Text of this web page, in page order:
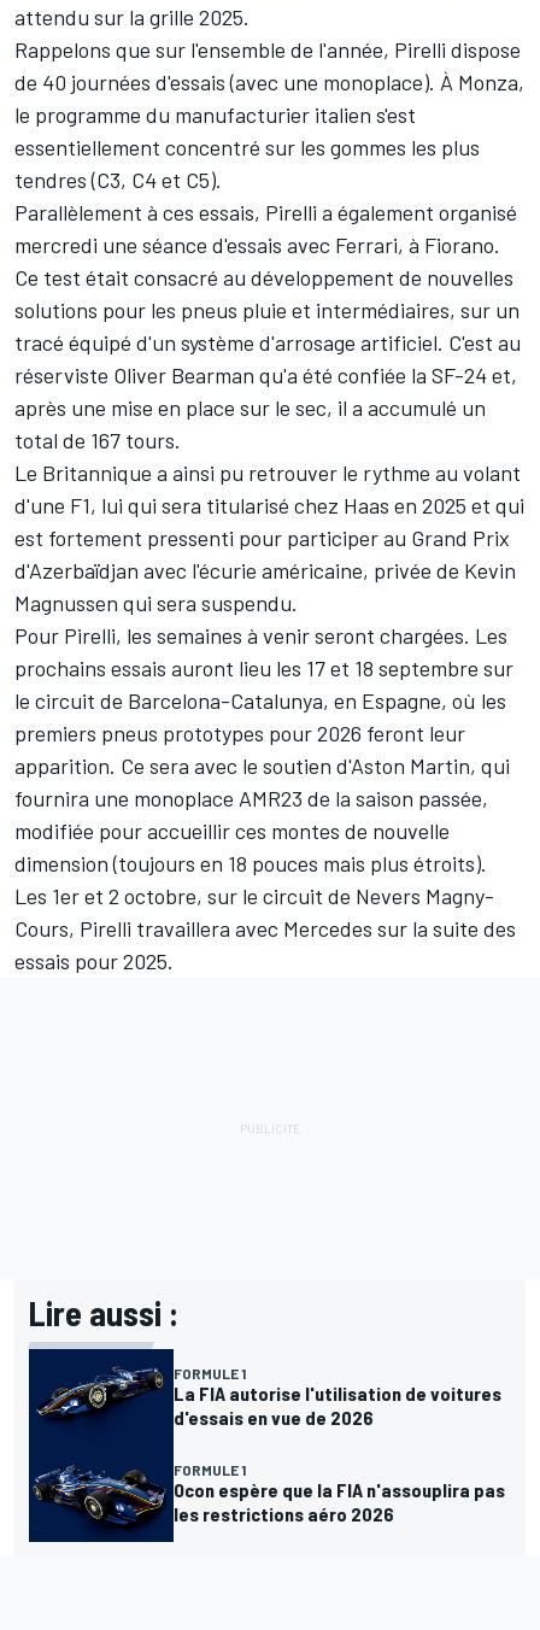
attendu sur la grille 2025.
Rappelons que sur l'ensemble de l'année, Pirelli dispose
de 40 journées d'essais (avec une monoplace). À Monza,
le programme du manufacturier italien s'est
essentiellement concentré sur les gommes les plus
tendres (C3, C4 et C5).
Parallèlement à ces essais, Pirelli a également organisé
mercredi une séance d'essais avec Ferrari, à Fiorano.
Ce test était consacré au développement de nouvelles
solutions pour les pneus pluie et intermédiaires, sur un
tracé équipé d'un système d'arrosage artificiel. C'est au
réserviste Oliver Bearman qu'a été confiée la SF-24 et,
après une mise en place sur le sec, il a accumulé un
total de 167 tours.
Le Britannique a ainsi pu retrouver le rythme au volant
d'une F1, lui qui sera titularisé chez Haas en 2025 et qui
est fortement pressenti pour participer au Grand Prix
d'Azerbaïdjan avec l'écurie américaine, privée de Kevin
Magnussen qui sera suspendu.
Pour Pirelli, les semaines à venir seront chargées. Les
prochains essais auront lieu les 17 et 18 septembre sur
le circuit de Barcelona-Catalunya, en Espagne, où les
premiers pneus prototypes pour 2026 feront leur
apparition. Ce sera avec le soutien d'Aston Martin, qui
fournira une monoplace AMR23 de la saison passée,
modifiée pour accueillir ces montes de nouvelle
dimension (toujours en 18 pouces mais plus étroits).
Les 1er et 2 octobre, sur le circuit de Nevers Magny-
Cours, Pirelli travaillera avec Mercedes sur la suite des
essais pour 2025.
Lire aussi :
FORMULE 1
La FIA autorise l'utilisation de voitures
d'essais en vue de 2026
FORMULE 1
Ocon espère que la FIA n'assouplira pas
les restrictions aéro 2026